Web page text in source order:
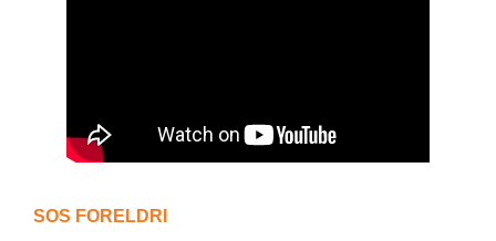
SOS FOR­ELDRI